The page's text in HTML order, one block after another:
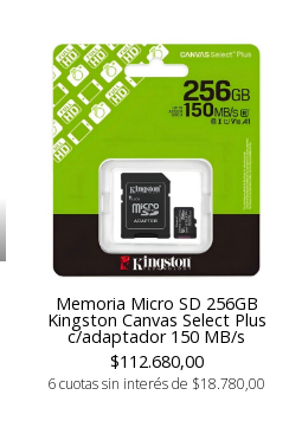
Memoria Micro SD 256GB
Kingston Canvas Select Plus
c/adaptador 150 MB/s
$112.680,00
6 cuotas sin interés de $18.780,00